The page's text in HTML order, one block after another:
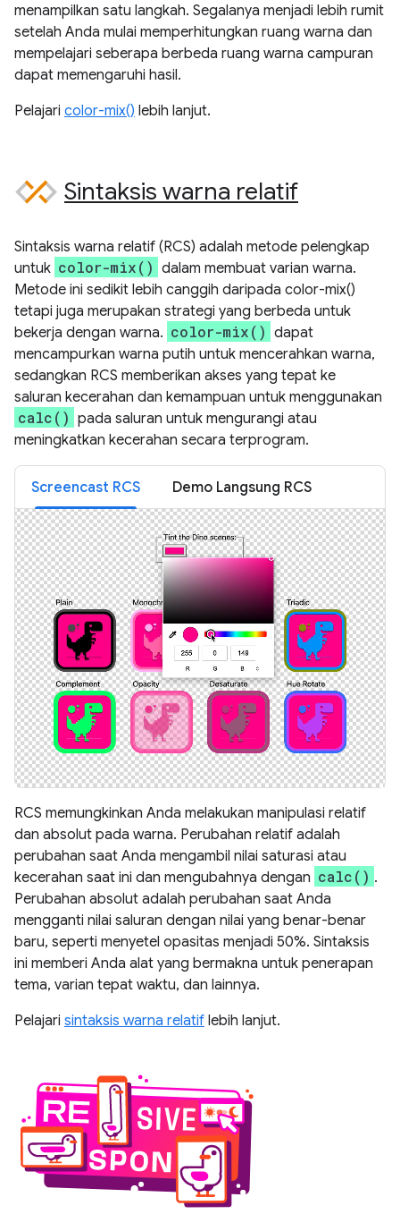
menampilkan satu langkah. Segalanya menjadi lebih rumit
setelah Anda mulai memperhitungkan ruang warna dan
mempelajari seberapa berbeda ruang warna campuran
dapat memengaruhi hasil.
Pelajari color-mix() lebih lanjut.
Sintaksis warna relatif
Sintaksis warna relatif (RCS) adalah metode pelengkap
untuk color-mix() dalam membuat varian warna.
Metode ini sedikit lebih canggih daripada color-mix()
tetapi juga merupakan strategi yang berbeda untuk
bekerja dengan warna. color-mix() dapat
mencampurkan warna putih untuk mencerahkan warna,
sedangkan RCS memberikan akses yang tepat ke
saluran kecerahan dan kemampuan untuk menggunakan
calc() pada saluran untuk mengurangi atau
meningkatkan kecerahan secara terprogram.
Screencast RCS Demo Langsung RCS
RCS memungkinkan Anda melakukan manipulasi relatif
dan absolut pada warna. Perubahan relatif adalah
perubahan saat Anda mengambil nilai saturasi atau
kecerahan saat ini dan mengubahnya dengan calc() .
Perubahan absolut adalah perubahan saat Anda
mengganti nilai saluran dengan nilai yang benar-benar
baru, seperti menyetel opasitas menjadi 50%. Sintaksis
ini memberi Anda alat yang bermakna untuk penerapan
tema, varian tepat waktu, dan lainnya.
Pelajari sintaksis warna relatif lebih lanjut.